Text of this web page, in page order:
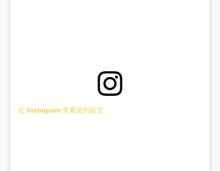
在 Instagram 查看這則貼文